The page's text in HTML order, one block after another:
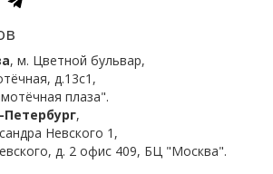
, м. Цветной бульвар,
д.13с1,
плаза".
Петербург,
Невского 1 ,
д. 2 офис 409, БЦ "Москва".